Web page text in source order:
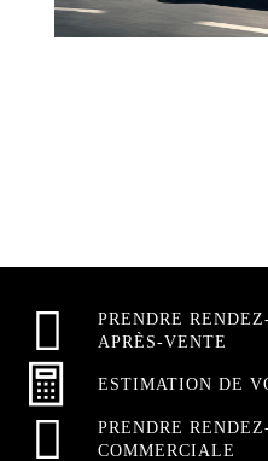
PRENDRE
APRÈS-VENTE
ESTIMATION DE
PRENDRE
COMMERCIALE